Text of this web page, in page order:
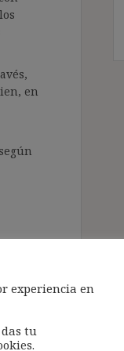
en
experiencia en
das tu